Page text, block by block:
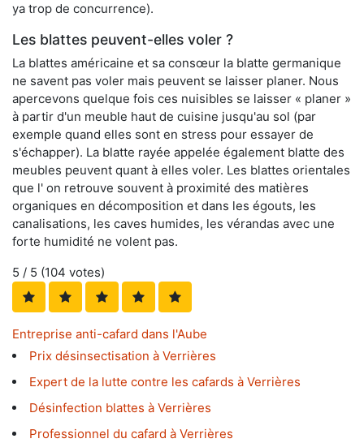
ya trop de concurrence).
Les blattes peuvent-elles voler ?
La blattes américaine et sa consœur la blatte germanique
ne savent pas voler mais peuvent se laisser planer. Nous
apercevons quelque fois ces nuisibles se laisser « planer »
à partir d'un meuble haut de cuisine jusqu'au sol (par
exemple quand elles sont en stress pour essayer de
s'échapper). La blatte rayée appelée également blatte des
meubles peuvent quant à elles voler. Les blattes orientales
que l' on retrouve souvent à proximité des matières
organiques en décomposition et dans les égouts, les
canalisations, les caves humides, les vérandas avec une
forte humidité ne volent pas.
5 / 5 (104 votes)
Entreprise anti-cafard dans l'Aube
Prix désinsectisation à Verrières
Expert de la lutte contre les cafards à Verrières
Désinfection blattes à Verrières
Professionnel du cafard à Verrières